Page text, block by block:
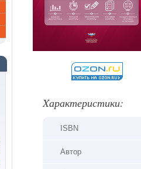
Xарактеристики:
ISBN
Автор